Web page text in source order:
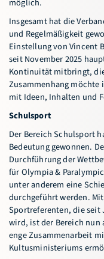
Insgesamt hat die
und Regelmäßigkeit
Einstellung von Vincent
seit November 2025
Kontinuität mitbringt,
Zusammenhang
mit Ideen, Inhalten und
Schulsport
Der Bereich Schulsport
Bedeutung gewonnen.
Durchführung der
für Olympia &
unter anderem eine
durchgeführt werden.
Sportreferenten, die seit
wird, ist der Bereich
enge Zusammenarbeit
Kultusministeriums